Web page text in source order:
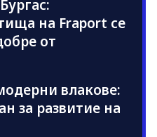
на Fraport се
от
влакове:
за развитие на